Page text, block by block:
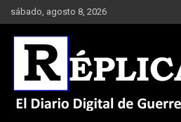
Saltar
al
contenido
sábado, agosto 8, 2026